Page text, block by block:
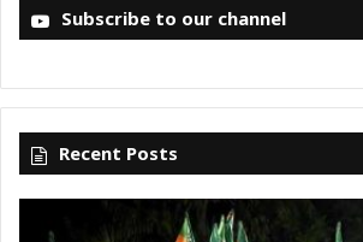
Subscribe to our channel
Recent Posts